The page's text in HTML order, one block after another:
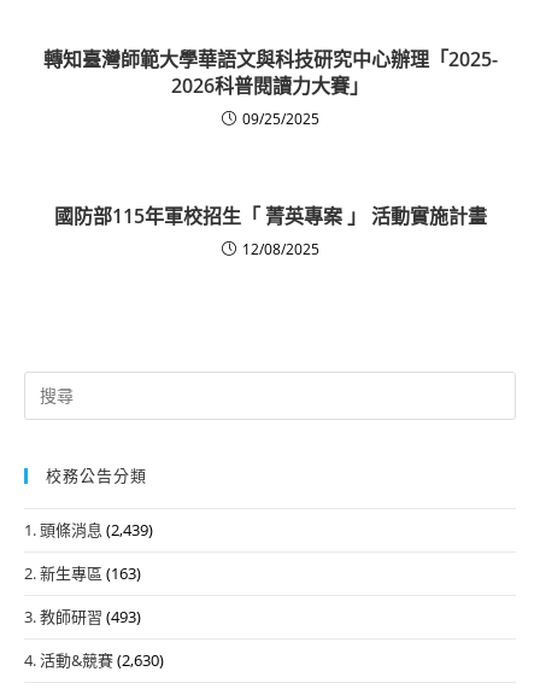
轉知臺灣師範大學華語文與科技研究中心辦理「2025-
2026科普閱讀力大賽」
09/25/2025
國防部115年軍校招生「 菁英專案 」 活動實施計畫
12/08/2025
Search
for:
校務公告分類
1. 頭條消息 (2,439)
2. 新生專區 (163)
3. 教師研習 (493)
4. 活動&競賽(2,630)